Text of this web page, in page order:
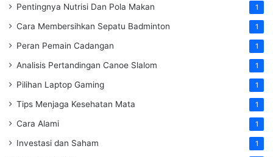
Pentingnya Nutrisi Dan Pola Makan 1
Cara Membersihkan Sepatu Badminton 1
Peran Pemain Cadangan 1
Analisis Pertandingan Canoe Slalom 1
Pilihan Laptop Gaming 1
Tips Menjaga Kesehatan Mata 1
Cara Alami 1
Investasi dan Saham 1